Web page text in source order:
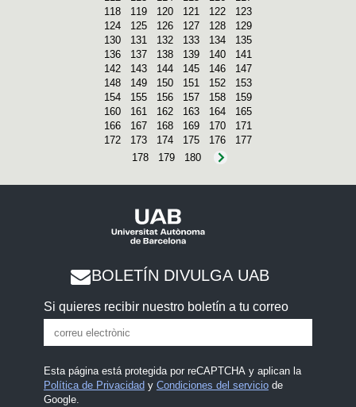
118
119 120 121 122
123
124
125 126 127 128
129
130
131 132 133 134
135
136
137 138 139 140
141
142
143 144 145 146
147
148
149 150 151 152
153
154
155 156 157 158
159
160
161 162 163 164
165
166
167 168 169 170
171
172
173 174 175 176
177
178
179 180
BOLETÍN DIVULGA UAB
Si quieres recibir nuestro boletín a tu correo
Esta página está protegida por reCAPTCHA y aplican la
Política de Privacidad y Condiciones del serviciode
Google.